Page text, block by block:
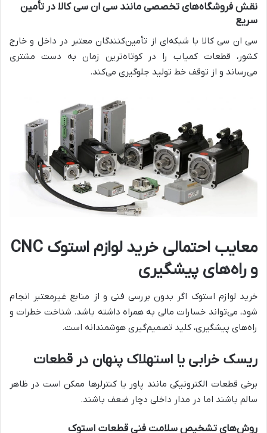
نقش فروشگاه‌های تخصصی مانند سی ان سی کالا در تأمین
سریع
سی ان سی کالا با شبکه‌ای از تأمین‌کنندگان معتبر در داخل و خارج
کشور، قطعات کمیاب را در کوتاه‌ترین زمان به دست مشتری
می‌رساند و از توقف خط تولید جلوگیری می‌کند.
معایب احتمالی خرید لوازم استوک CNC
و راه‌های پیشگیری
خرید لوازم استوک اگر بدون بررسی فنی و از منابع غیرمعتبر انجام
شود، می‌تواند خسارات مالی به همراه داشته باشد. شناخت خطرات و
راه‌های پیشگیری، کلید تصمیم‌گیری هوشمندانه است.
ریسک خرابی یا استهلاک پنهان در قطعات
برخی قطعات الکترونیکی مانند پاور یا کنترلرها ممکن است در ظاهر
سالم باشند اما در مدار داخلی دچار ضعف باشند.
روش‌های تشخیص سلامت فنی قطعات استوک